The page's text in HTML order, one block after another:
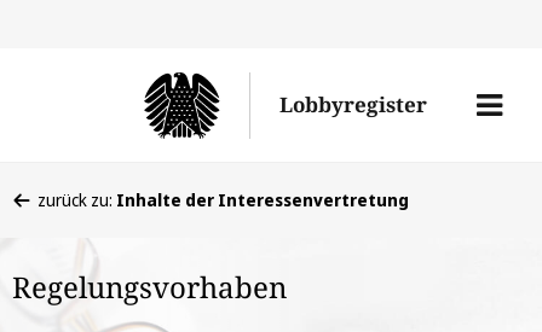
den
Lobbyregister
Menü
befinden
hier:
zurück zu: Inhalte der Interessenvertretung
Regelungsvorhaben